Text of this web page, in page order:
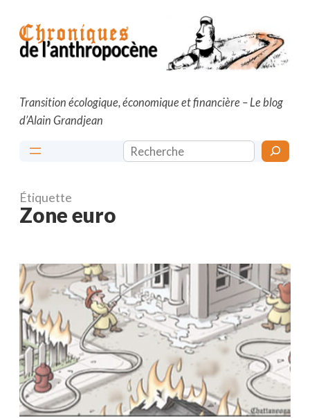
contenu
Transition écologique, économique et financière – Le blog
d’Alain Grandjean
Rechercher
Étiquette
Zone euro